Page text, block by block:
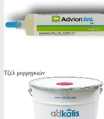
Τζέλ μυρμηγκιών